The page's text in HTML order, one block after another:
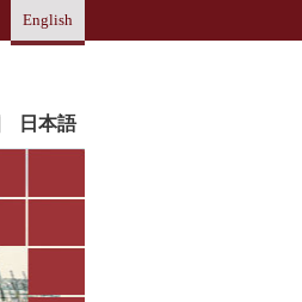
English
日本語